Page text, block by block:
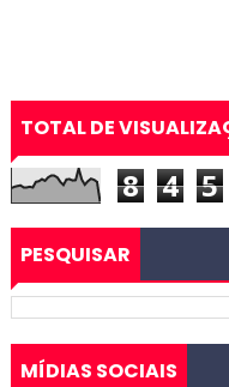
TOTAL DE
8 4 5
PESQUISAR
MÍDIAS SOCIAIS